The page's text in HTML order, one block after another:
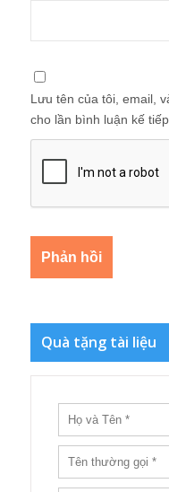
Lưu tên của tôi, email,
cho lần bình luận kế
Quà tặng tài liệu